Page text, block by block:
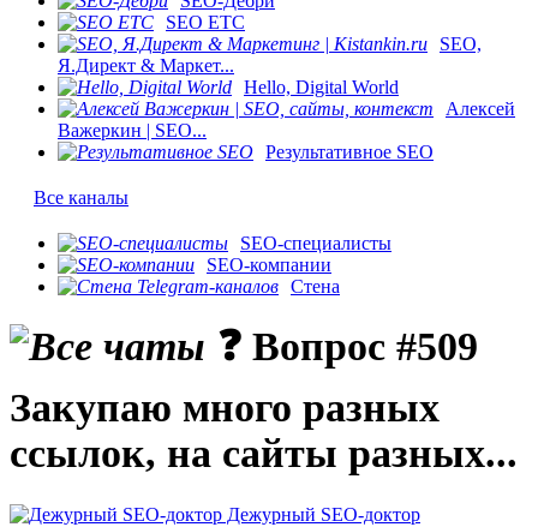
SEO ETC
SEO,
Я.Директ & Маркет...
Hello, Digital World
Алексей
Важеркин | SEO...
Результативное SEO
Все каналы
SEO-специалисты
SEO-компании
Стена
❓ Вопрос #509
Закупаю много разных
ссылок, на сайты разных...
Дежурный SEO-доктор